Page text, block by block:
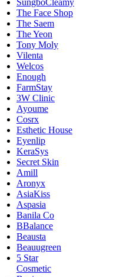
SungboCleamy
The Face Shop
The Saem
The Yeon
Tony Moly
Vilenta
Welcos
Enough
FarmStay
3W Clinic
Ayoume
Cosrx
Esthetic House
Eyenlip
KeraSys
Secret Skin
Amill
Aronyx
AsiaKiss
Aspasia
Banila Co
BBalance
Beausta
Beauugreen
5 Star
Cosmetic